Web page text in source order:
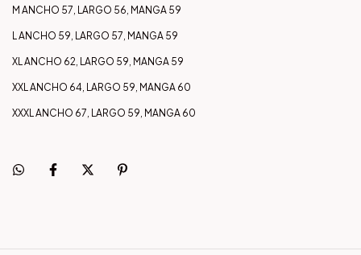
M ANCHO 57, LARGO 56, MANGA 59
L ANCHO 59, LARGO 57, MANGA 59
XL ANCHO 62, LARGO 59, MANGA 59
XXL ANCHO 64, LARGO 59, MANGA 60
XXXL ANCHO 67, LARGO 59, MANGA 60